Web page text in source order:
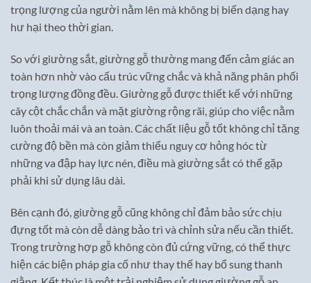
trọng lượng của người nằm lên mà không bị biến dạng hay
hư hại theo thời gian.
So với giường sắt, giường gỗ thường mang đến cảm giác an
toàn hơn nhờ vào cấu trúc vững chắc và khả năng phân phối
trọng lượng đồng đều. Giường gỗ được thiết kế với những
cây cột chắc chắn và mặt giường rộng rãi, giúp cho việc nằm
luôn thoải mái và an toàn. Các chất liệu gỗ tốt không chỉ tăng
cường độ bền mà còn giảm thiểu nguy cơ hỏng hóc từ
những va đập hay lực nén, điều mà giường sắt có thể gặp
phải khi sử dụng lâu dài.
Bên cạnh đó, giường gỗ cũng không chỉ đảm bảo sức chịu
đựng tốt mà còn dễ dàng bảo trì và chỉnh sửa nếu cần thiết.
Trong trường hợp gỗ không còn đủ cứng vững, có thể thực
hiện các biện pháp gia cố như thay thế hay bổ sung thanh